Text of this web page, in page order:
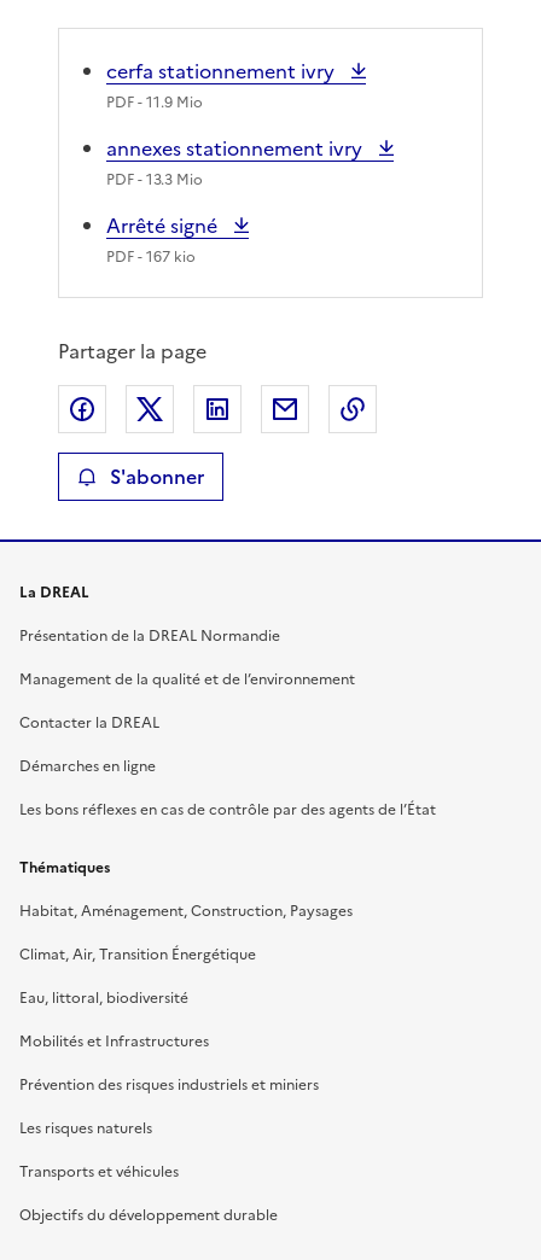
cerfa stationnement ivry
PDF- 11.9 Mio
annexes stationnement ivry
PDF- 13.3 Mio
Arrêté signé
PDF- 167 kio
Partager la page
Partager sur Facebook
Partager sur XPartager sur LinkedIn
Partager par email
S'abonner
La DREAL
Présentation de la DREAL Normandie
Management de la qualité et de l’environnement
Contacter la DREAL
Démarches en ligne
Les bons réflexes en cas de contrôle par des agents de l’État
Thématiques
Habitat, Aménagement, Construction, Paysages
Climat, Air, Transition Énergétique
Eau, littoral, biodiversité
Mobilités et Infrastructures
Prévention des risques industriels et miniers
Les risques naturels
Transports et véhicules
Objectifs du développement durable